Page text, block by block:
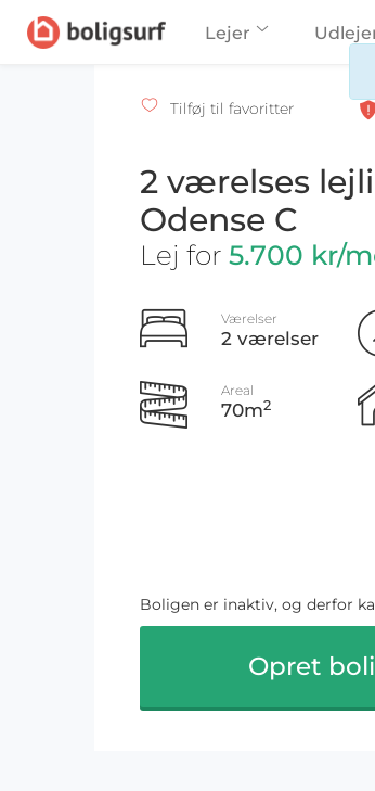
Lejer
Tilføj til favoritter
2 værelses
Odense C
Lej for 5.700 kr/
Værelser
2 værelser
Areal
70m2
Boligen er inaktiv, og derfor
Opret